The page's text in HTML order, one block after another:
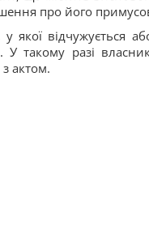
про його
у якої відчужується
У такому разі
актом.